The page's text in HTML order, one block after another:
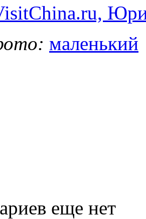
маленький
еще нет